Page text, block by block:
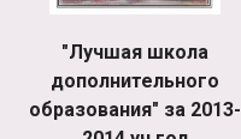
"Лучшая школа
дополнительного
образования" за 2013-